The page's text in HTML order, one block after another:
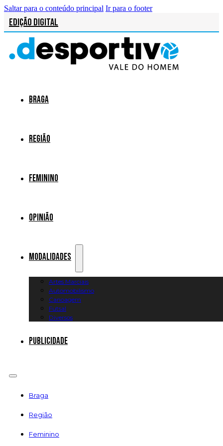
Saltar para o conteúdo principal Ir para o footer
Edição Digital
Braga
Região
Feminino
Opinião
Modalidades
Artes Marciais
Automobilismo
Canoagem
Futsal
Diversos
Publicidade
Braga
Região
Feminino